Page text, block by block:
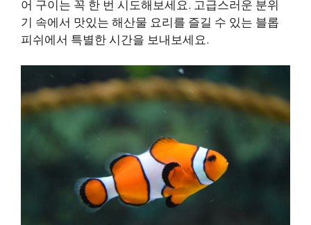
어 구이는 꼭 한 번 시도해보세요. 고급스러운 분위
기 속에서 맛있는 해산물 요리를 즐길 수 있는 블롭
피쉬에서 특별한 시간을 보내보세요.